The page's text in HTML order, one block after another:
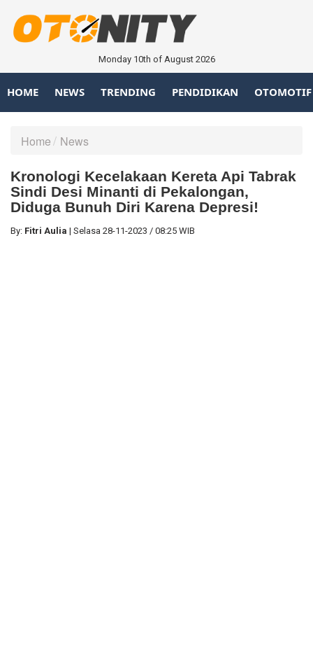
Monday 10th of August 2026
HOME NEWS TRENDING PENDIDIKAN OTOMOTIF
Home News
Kronologi Kecelakaan Kereta Api Tabrak
Sindi Desi Minanti di Pekalongan,
Diduga Bunuh Diri Karena Depresi!
By: Fitri Aulia | Selasa 28-11-2023 / 08:25 WIB